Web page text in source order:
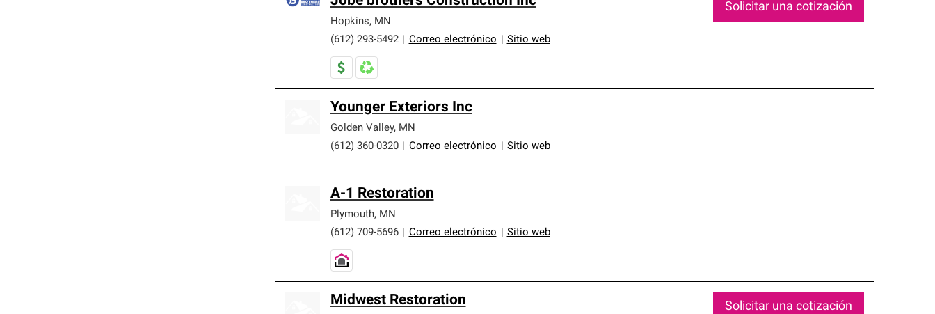
Hopkins, MN
(612) 293-5492
Correo electrónico Sitio web
Solicitar una cotización
Younger Exteriors Inc
Golden Valley, MN
(612) 360-0320
Correo electrónico Sitio web
A-1 Restoration
Plymouth, MN
(612) 709-5696
Correo electrónico Sitio web
Midwest Restoration Solicitar una cotización